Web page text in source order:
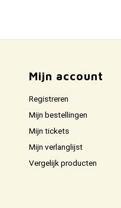
Mijn account
Registreren
Mijn bestellingen
Mijn tickets
Mijn verlanglijst
Vergelijk producten